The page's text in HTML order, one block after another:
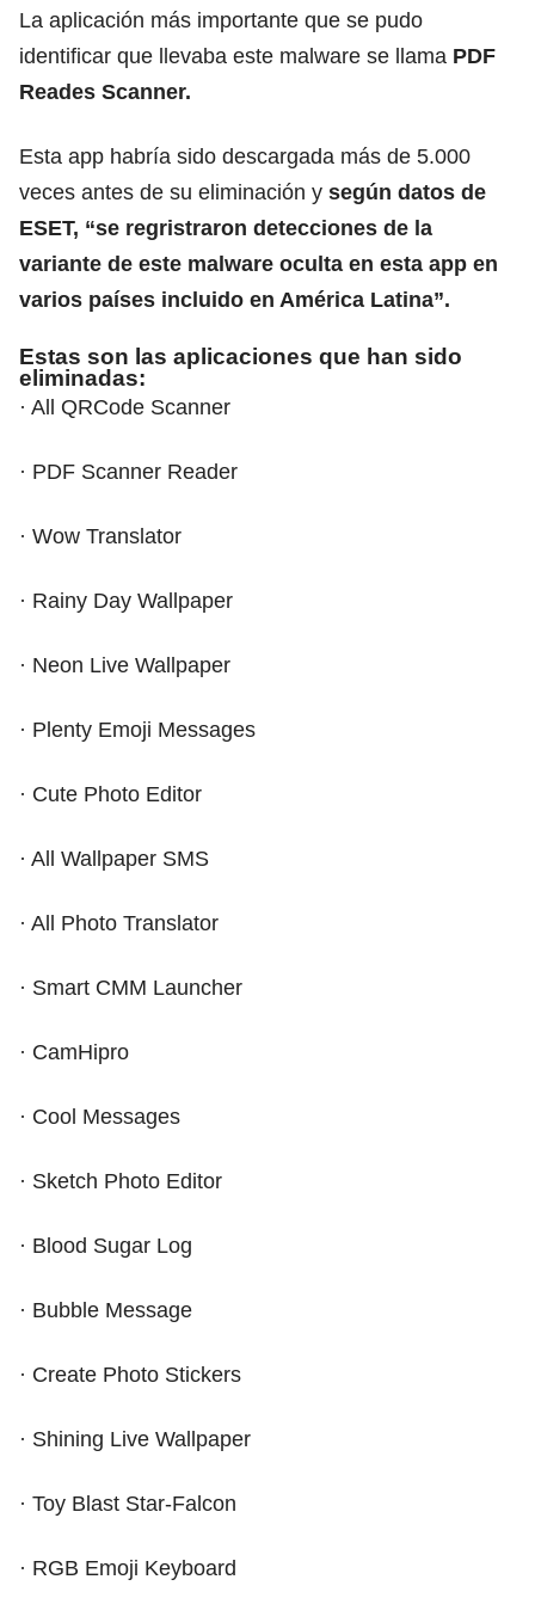
La aplicación más importante que se pudo
identificar que llevaba este malware se llama PDF
Reades Scanner.
Esta app habría sido descargada más de 5.000
veces antes de su eliminación y según datos de
ESET, “se regristraron detecciones de la
variante de este malware oculta en esta app en
varios países incluido en América Latina”.
Estas son las aplicaciones que han sido
eliminadas:
· All QRCode Scanner
· PDF Scanner Reader
· Wow Translator
· Rainy Day Wallpaper
· Neon Live Wallpaper
· Plenty Emoji Messages
· Cute Photo Editor
· All Wallpaper SMS
· All Photo Translator
· Smart CMM Launcher
· CamHipro
· Cool Messages
· Sketch Photo Editor
· Blood Sugar Log
· Bubble Message
· Create Photo Stickers
· Shining Live Wallpaper
· Toy Blast Star-Falcon
· RGB Emoji Keyboard